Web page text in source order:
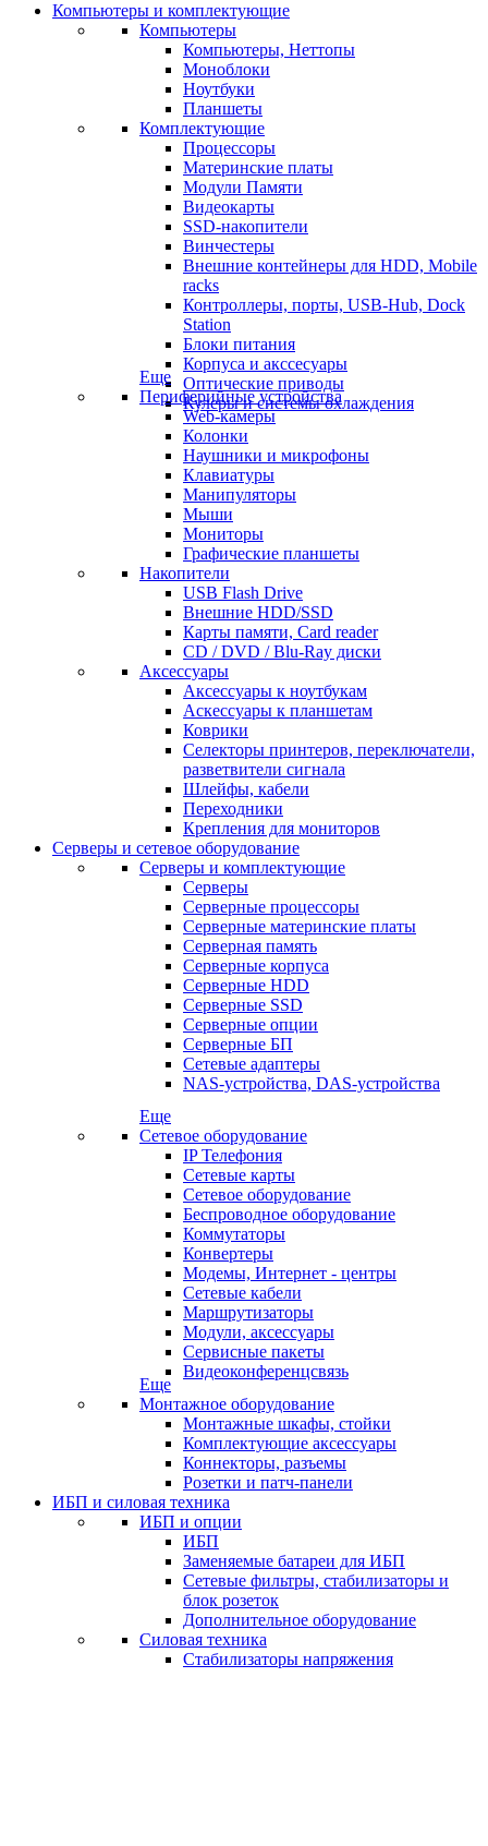
Компьютеры и комплектующие
Компьютеры
Компьютеры, Неттопы
Моноблоки
Ноутбуки
Планшеты
Комплектующие
Процессоры
Материнские платы
Модули Памяти
Видеокарты
SSD-накопители
Винчестеры
Внешние контейнеры для HDD, Mobile
racks
Контроллеры, порты, USB-Hub, Dock
Station
Блоки питания
Корпуса и акссесуары
Оптические приводы
Кулеры и системы охлаждения
Еще
Периферийные устройства
Web-камеры
Колонки
Наушники и микрофоны
Клавиатуры
Манипуляторы
Мыши
Мониторы
Графические планшеты
Накопители
USB Flash Drive
Внешние HDD/SSD
Карты памяти, Card reader
CD / DVD / Blu-Ray диски
Аксессуары
Аксессуары к ноутбукам
Аскессуары к планшетам
Коврики
Селекторы принтеров, переключатели,
разветвители сигнала
Шлейфы, кабели
Переходники
Крепления для мониторов
Серверы и сетевое оборудование
Серверы и комплектующие
Серверы
Серверные процессоры
Серверные материнские платы
Серверная память
Серверные корпуса
Серверные HDD
Серверные SSD
Серверные опции
Серверные БП
Сетевые адаптеры
NAS-устройства, DAS-устройства
Еще
Сетевое оборудование
IP Телефония
Сетевые карты
Сетевое оборудование
Беспроводное оборудование
Коммутаторы
Конвертеры
Модемы, Интернет - центры
Сетевые кабели
Маршрутизаторы
Модули, аксессуары
Сервисные пакеты
Видеоконференцсвязь
Еще
Монтажное оборудование
Монтажные шкафы, стойки
Комплектующие аксессуары
Коннекторы, разъемы
Розетки и патч-панели
ИБП и силовая техника
ИБП и опции
ИБП
Заменяемые батареи для ИБП
Сетевые фильтры, стабилизаторы и
блок розеток
Дополнительное оборудование
Силовая техника
Стабилизаторы напряжения